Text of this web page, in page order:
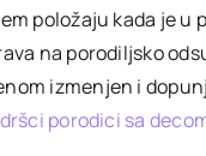
položaju kada je u
na porodiljsko
izmenjen i
porodici sa